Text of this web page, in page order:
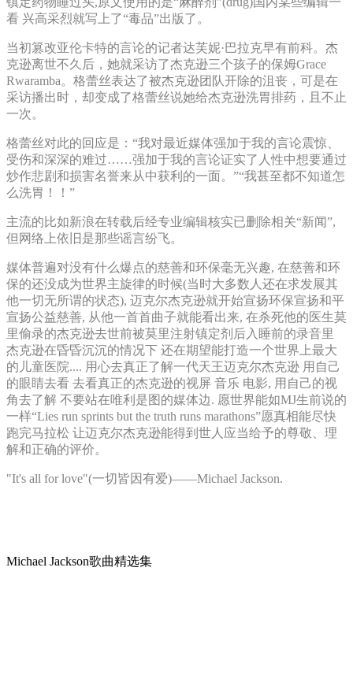
看 兴高采烈就写上了“毒品”出版了。
当初篡改亚伦卡特的言论的记者达芙妮·巴拉克早有前科。杰
克逊离世不久后，她就采访了杰克逊三个孩子的保姆Grace
Rwaramba。格蕾丝表达了被杰克逊团队开除的沮丧，可是在
采访播出时，却变成了格蕾丝说她给杰克逊洗胃排药，且不止
一次。
格蕾丝对此的回应是：“我对最近媒体强加于我的言论震惊、
受伤和深深的难过……强加于我的言论证实了人性中想要通过
炒作悲剧和损害名誉来从中获利的一面。”“我甚至都不知道怎
么洗胃！！”
主流的比如新浪在转载后经专业编辑核实已删除相关“新闻”,
但网络上依旧是那些谣言纷飞。
媒体普遍对没有什么爆点的慈善和环保毫无兴趣, 在慈善和环
保的还没成为世界主旋律的时候(当时大多数人还在求发展其
他一切无所谓的状态), 迈克尔杰克逊就开始宣扬环保宣扬和平
宣扬公益慈善, 从他一首首曲子就能看出来, 在杀死他的医生莫
里偷录的杰克逊去世前被莫里注射镇定剂后入睡前的录音里
杰克逊在昏昏沉沉的情况下 还在期望能打造一个世界上最大
的儿童医院.... 用心去真正了解一代天王迈克尔杰克逊 用自己
的眼睛去看 去看真正的杰克逊的视屏 音乐 电影, 用自己的视
角去了解 不要站在唯利是图的媒体边. 愿世界能如MJ生前说的
一样“Lies run sprints but the truth runs marathons”愿真相能尽快
跑完马拉松 让迈克尔杰克逊能得到世人应当给予的尊敬、理
解和正确的评价。
"It's all for love"(一切皆因有爱)——Michael Jackson.
Michael Jackson歌曲精选集